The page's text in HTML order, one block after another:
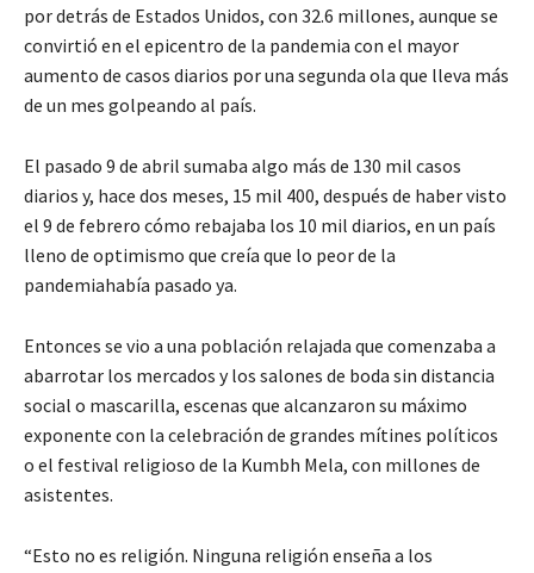
por detrás de Estados Unidos, con 32.6 millones, aunque se
convirtió en el epicentro de la pandemia con el mayor
aumento de casos diarios por una segunda ola que lleva más
de un mes golpeando al país.
El pasado 9 de abril sumaba algo más de 130 mil casos
diarios y, hace dos meses, 15 mil 400, después de haber visto
el 9 de febrero cómo rebajaba los 10 mil diarios, en un país
lleno de optimismo que creía que lo peor de la
pandemiahabía pasado ya.
Entonces se vio a una población relajada que comenzaba a
abarrotar los mercados y los salones de boda sin distancia
social o mascarilla, escenas que alcanzaron su máximo
exponente con la celebración de grandes mítines políticos
o el festival religioso de la Kumbh Mela, con millones de
asistentes.
“Esto no es religión. Ninguna religión enseña a los